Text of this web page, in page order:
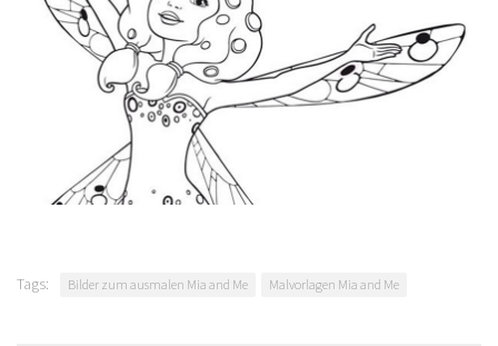
Tags: Bilder zum ausmalen Mia and Me Malvorlagen Mia and Me